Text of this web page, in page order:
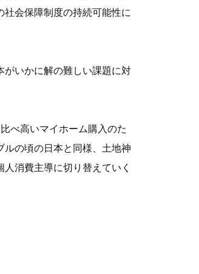
会保障制度の持続可能性に
がいかに解の難しい課題に対
べ高いマイホーム購入のた
の頃の日本と同様、土地神
消費主導に切り替えていく